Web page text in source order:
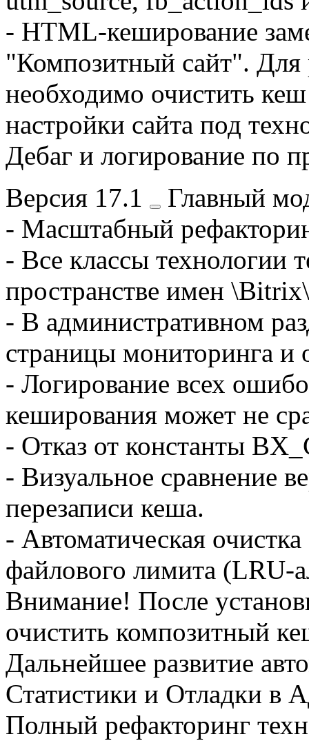
- HTML-кеширование
"Композитный сайт".
необходимо очистить
настройки сайта под
Дебаг и логирование по
Версия 17.1
Главный
- Масштабный
- Все классы технологии
пространстве имен
- В административном
страницы мониторинга и
- Логирование всех
кеширования может не
- Отказ от константы
- Визуальное сравнение
перезаписи кеша.
- Автоматическая
файлового лимита (LRU-
Внимание! После
очистить композитный
Дальнейшее развитие
Статистики и Отладки в
Полный рефакторинг